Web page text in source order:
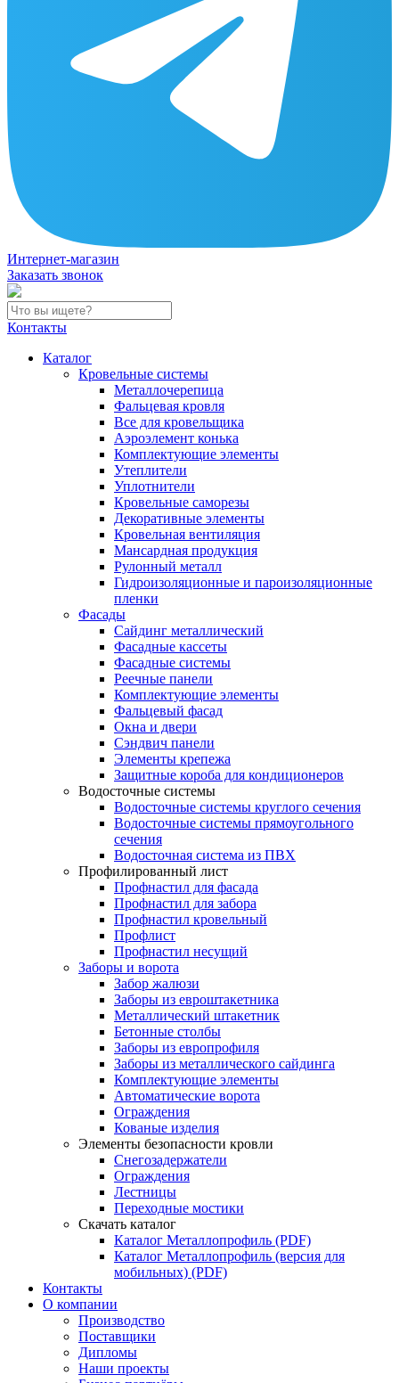
Интернет-магазин
Заказать звонок
Контакты
Каталог
Кровельные системы
Металлочерепица
Фальцевая кровля
Все для кровельщика
Аэроэлемент конька
Комплектующие элементы
Утеплители
Уплотнители
Кровельные саморезы
Декоративные элементы
Кровельная вентиляция
Мансардная продукция
Рулонный металл
Гидроизоляционные и пароизоляционные
пленки
Фасады
Сайдинг металлический
Фасадные кассеты
Фасадные системы
Реечные панели
Комплектующие элементы
Фальцевый фасад
Окна и двери
Сэндвич панели
Элементы крепежа
Защитные короба для кондиционеров
Водосточные системы
Водосточные системы круглого сечения
Водосточные системы прямоугольного
сечения
Водосточная система из ПВХ
Профилированный лист
Профнастил для фасада
Профнастил для забора
Профнастил кровельный
Профлист
Профнастил несущий
Заборы и ворота
Забор жалюзи
Заборы из евроштакетника
Металлический штакетник
Бетонные столбы
Заборы из европрофиля
Заборы из металлического сайдинга
Комплектующие элементы
Автоматические ворота
Ограждения
Кованые изделия
Элементы безопасности кровли
Снегозадержатели
Ограждения
Лестницы
Переходные мостики
Скачать каталог
Каталог Металлопрофиль (PDF)
Каталог Металлопрофиль (версия для
мобильных) (PDF)
Контакты
О компании
Производство
Поставщики
Дипломы
Наши проекты